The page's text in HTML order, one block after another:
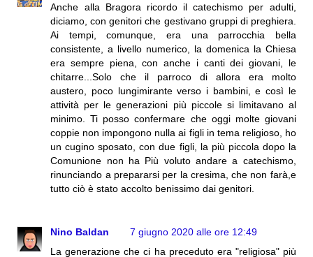
Anche alla Bragora ricordo il catechismo per adulti,
diciamo, con genitori che gestivano gruppi di preghiera.
Ai tempi, comunque, era una parrocchia bella
consistente, a livello numerico, la domenica la Chiesa
era sempre piena, con anche i canti dei giovani, le
chitarre...Solo che il parroco di allora era molto
austero, poco lungimirante verso i bambini, e così le
attività per le generazioni più piccole si limitavano al
minimo. Ti posso confermare che oggi molte giovani
coppie non impongono nulla ai figli in tema religioso, ho
un cugino sposato, con due figli, la più piccola dopo la
Comunione non ha Più voluto andare a catechismo,
rinunciando a prepararsi per la cresima, che non farà,e
tutto ciò è stato accolto benissimo dai genitori.
Nino Baldan
7 giugno 2020 alle ore 12:49
La generazione che ci ha preceduto era "religiosa" più